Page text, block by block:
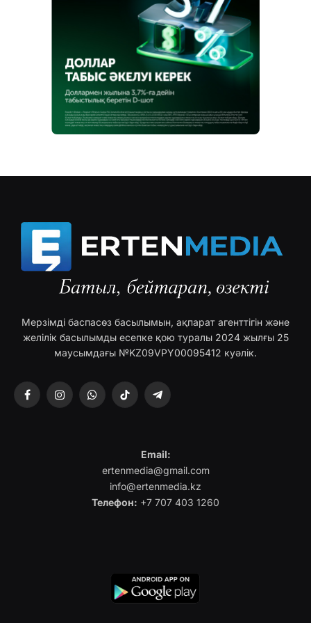
Мерзімді баспасөз басылымын, ақпарат агенттігін және
желілік басылымды есепке қою туралы 2024 жылғы 25
маусымдағы №KZ09VPY00095412 куәлік.
FacebookInstagramWhatsAppTikTok Telegram
Email:
ertenmedia@gmail.com
info@ertenmedia.kz
Телефон: +7 707 403 1260